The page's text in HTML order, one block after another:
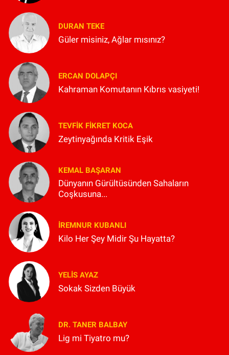
DURAN TEKE
Güler misiniz, Ağlar mısınız?
ERCAN DOLAPÇI
Kahraman Komutanın Kıbrıs vasiyeti!
TEVFIK FIKRET KOCA
Zeytinyağında Kritik Eşik
KEMAL BAŞARAN
Dünyanın Gürültüsünden Sahaların
Coşkusuna...
İREMNUR KUBANLI
Kilo Her Şey Midir Şu Hayatta?
YELIS AYAZ
Sokak Sizden Büyük
DR. TANER BALBAY
Lig mi Tiyatro mu?